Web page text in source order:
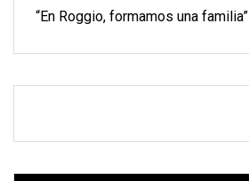
“En Roggio, formamos una familia”